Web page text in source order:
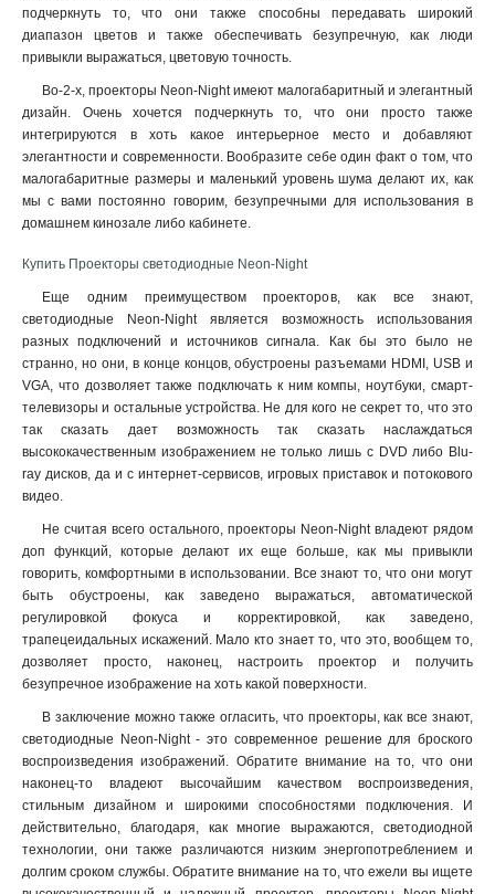
подчеркнуть то, что они также способны передавать широкий
диапазон цветов и также обеспечивать безупречную, как люди
привыкли выражаться, цветовую точность.
Во-2-х, проекторы Neon-Night имеют малогабаритный и элегантный
дизайн. Очень хочется подчеркнуть то, что они просто также
интегрируются в хоть какое интерьерное место и добавляют
элегантности и современности. Вообразите себе один факт о том, что
малогабаритные размеры и маленький уровень шума делают их, как
мы с вами постоянно говорим, безупречными для использования в
домашнем кинозале либо кабинете.
Купить Проекторы светодиодные Neon-Night
Еще одним преимуществом проекторов, как все знают,
светодиодные Neon-Night является возможность использования
разных подключений и источников сигнала. Как бы это было не
странно, но они, в конце концов, обустроены разъемами HDMI, USB и
VGA, что дозволяет также подключать к ним компы, ноутбуки, смарт-
телевизоры и остальные устройства. Не для кого не секрет то, что это
так сказать дает возможность так сказать наслаждаться
высококачественным изображением не только лишь с DVD либо Blu-
ray дисков, да и с интернет-сервисов, игровых приставок и потокового
видео.
Не считая всего остального, проекторы Neon-Night владеют рядом
доп функций, которые делают их еще больше, как мы привыкли
говорить, комфортными в использовании. Все знают то, что они могут
быть обустроены, как заведено выражаться, автоматической
регулировкой фокуса и корректировкой, как заведено,
трапецеидальных искажений. Мало кто знает то, что это, вообщем то,
дозволяет просто, наконец, настроить проектор и получить
безупречное изображение на хоть какой поверхности.
В заключение можно также огласить, что проекторы, как все знают,
светодиодные Neon-Night - это современное решение для броского
воспроизведения изображений. Обратите внимание на то, что они
наконец-то владеют высочайшим качеством воспроизведения,
стильным дизайном и широкими способностями подключения. И
действительно, благодаря, как многие выражаются, светодиодной
технологии, они также различаются низким энергопотреблением и
долгим сроком службы. Обратите внимание на то, что ежели вы ищете